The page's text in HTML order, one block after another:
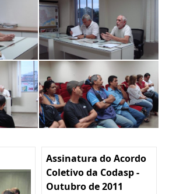
Assinatura do Acordo
Coletivo da Codasp -
Outubro de 2011